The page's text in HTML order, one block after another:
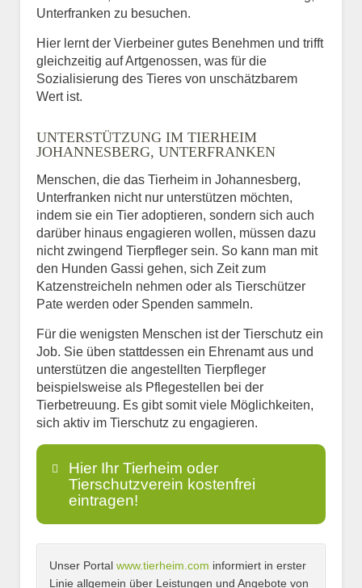
Unterfranken zu besuchen.
Hier lernt der Vierbeiner gutes Benehmen und trifft
gleichzeitig auf Artgenossen, was für die
Sozialisierung des Tieres von unschätzbarem
Wert ist.
UNTERSTÜTZUNG IM TIERHEIM
JOHANNESBERG, UNTERFRANKEN
Menschen, die das Tierheim in Johannesberg,
Unterfranken nicht nur unterstützen möchten,
indem sie ein Tier adoptieren, sondern sich auch
darüber hinaus engagieren wollen, müssen dazu
nicht zwingend Tierpfleger sein. So kann man mit
den Hunden Gassi gehen, sich Zeit zum
Katzenstreicheln nehmen oder als Tierschützer
Pate werden oder Spenden sammeln.
Für die wenigsten Menschen ist der Tierschutz ein
Job. Sie üben stattdessen ein Ehrenamt aus und
unterstützen die angestellten Tierpfleger
beispielsweise als Pflegestellen bei der
Tierbetreuung. Es gibt somit viele Möglichkeiten,
sich aktiv im Tierschutz zu engagieren.
Hier Ihr Tierheim oder
Tierschutzverein kostenfrei
eintragen!
Name*
Unser Portal www.tierheim.com informiert in erster
Linie allgemein über Leistungen und Angebote von